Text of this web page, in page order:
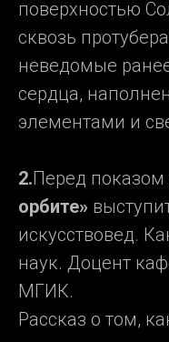
поверхностью
сквозь
неведомые
сердца,
элементами и
2.Перед показом
орбите»
искусствовед.
наук. Доцент
МГИК.
Рассказ о том,